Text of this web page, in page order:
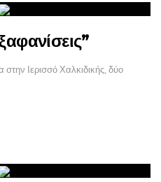
Ιερισσό Χαλκιδικής, δύο